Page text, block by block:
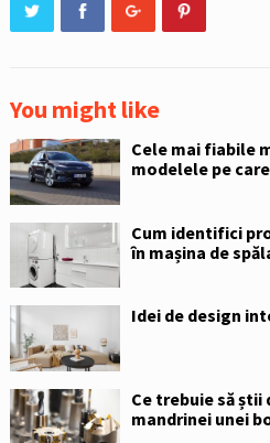
You might like
Cele mai fiabile
modelele pe
Cum identifici
în mașina de
Idei de design
Ce trebuie să
mandrinei unei